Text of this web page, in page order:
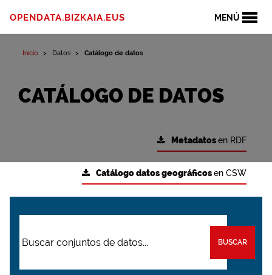
MENÚ
OPENDATA.BIZKAIA.EUS
Inicio Datos Catálogo de datos
CATÁLOGO DE DATOS
Metadatosen RDF
Catálogo datos geográficosen CSW
BUSCAR